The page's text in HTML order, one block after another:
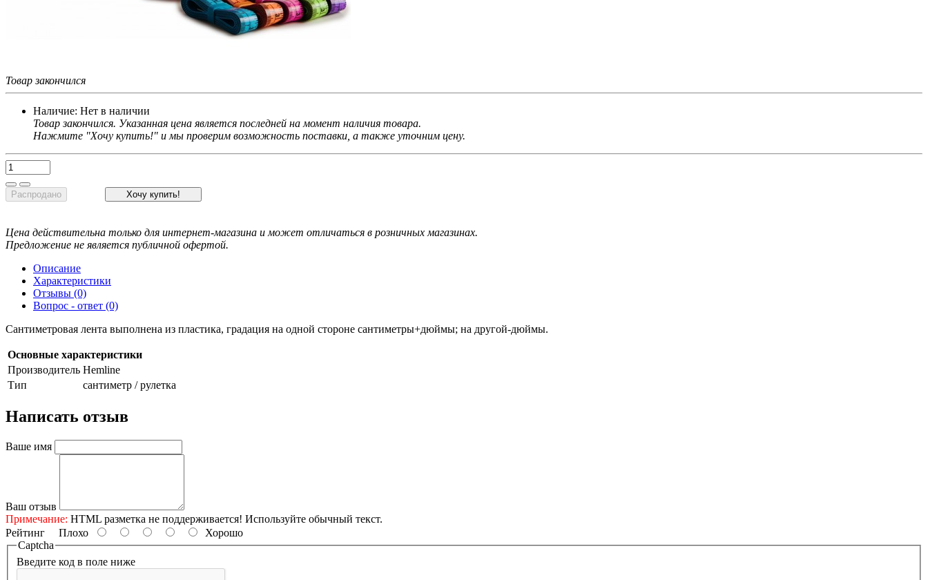
Товар закончился
Наличие: Нет в наличии
Товар закончился. Указанная цена является последней на момент наличия товара.
Нажмите "Хочу купить!" и мы проверим возможность поставки, а также уточним цену.
Распродано Хочу купить!
Цена действительна только для интернет-магазина и может отличаться в розничных магазинах.
Предложение не является публичной офертой.
Описание
Характеристики
Отзывы (0)
Вопрос - ответ (0)
Сантиметровая лента выполнена из пластика, градация на одной стороне сантиметры+дюймы; на другой-дюймы.
Основные характеристики
Производитель Hemline
Тип
сантиметр / рулетка
Написать отзыв
Ваше имя
Ваш отзыв
Примечание: HTML разметка не поддерживается! Используйте обычный текст.
Рейтинг Плохо
Хорошо
Captcha
Введите код в поле ниже